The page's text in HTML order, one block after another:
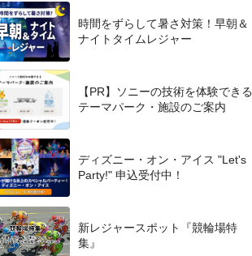
時間をずらして暑さ対策！早朝＆
ナイトタイムレジャー
【PR】ソニーの技術を体験できる
テーマパーク・施設のご案内
ディズニー・オン・アイス "Let's
Party!" 申込受付中！
新レジャースポット『競輪場特
集』